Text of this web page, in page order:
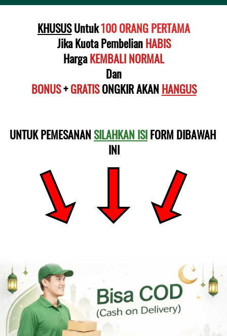
KHUSUS Untuk 100 ORANG PERTAMA
Jika Kuota Pembelian HABIS
HargaKEMBALI NORMAL
Dan
BONUS + GRATIS ONGKIR AKAN HANGUS
UNTUK PEMESANAN SILAHKAN ISI FORM DIBAWAH
INI